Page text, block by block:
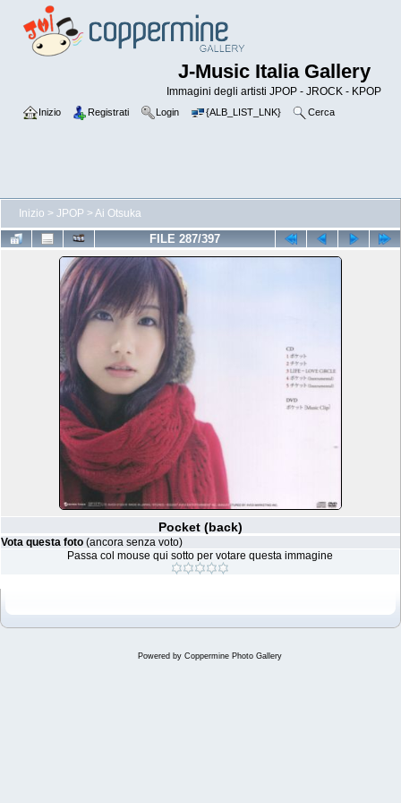
J-Music Italia Gallery
Immagini degli artisti JPOP - JROCK - KPOP
Inizio Registrati Login {ALB_LIST_LNK} Cerca
Inizio > JPOP >Ai Otsuka
FILE 287/397
Pocket (back)
Vota questa foto (ancora senza voto)
Passa col mouse qui sotto per votare questa immagine
Powered by Coppermine Photo Gallery